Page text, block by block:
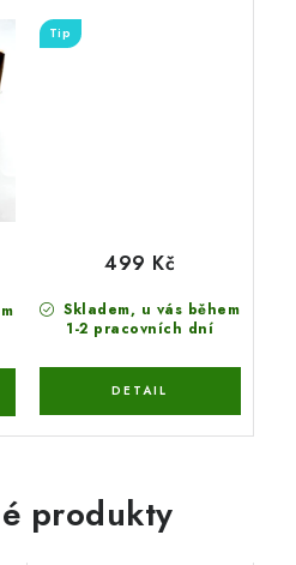
Tip
Skladem, u vás během
1-2 pracovních dní
499 Kč
produkty